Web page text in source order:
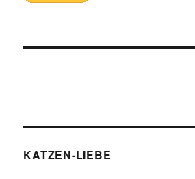
KATZEN-LIEBE